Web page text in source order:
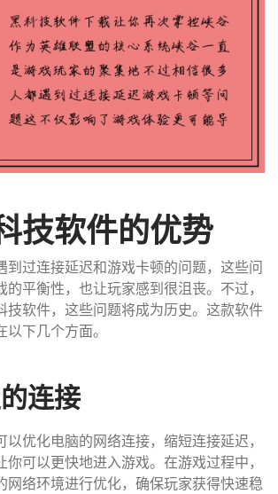
技软件的优势
到过连接延迟和游戏卡顿的问题，这些问
的平衡性，也让玩家感到很沮丧。不过，
技软件，这些问题将成为历史。这款软件
下几个方面。
连接
以优化电脑的网络连接，缩短连接延迟，
你可以更快地进入游戏。在游戏过程中，
网络环境进行优化，确保玩家获得快速稳